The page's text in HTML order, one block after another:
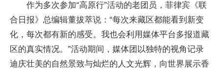
作为多次参加“高原行”活动的老团员，菲律宾《联
合日报》总编辑董拔萃说：“每次来藏区都能看到新变
化，每次都有新的感受。我也会利用媒体平台多报道藏
区的真实情况。”活动期间，媒体团以独特的视角记录
迪庆壮美的自然景致与灿烂的人文光辉，向世界展示香